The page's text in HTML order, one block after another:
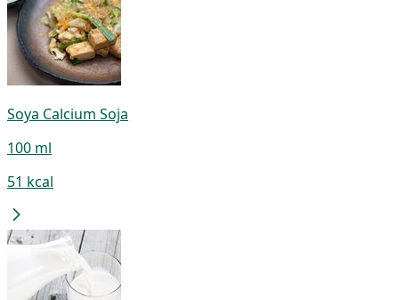
Soya Calcium Soja
100 ml
51 kcal